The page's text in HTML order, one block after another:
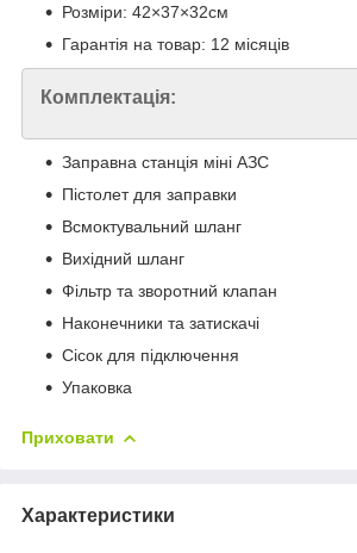
Розміри: 42×37×32см
Гарантія на товар: 12 місяців
Комплектація:
Заправна станція міні АЗС
Пістолет для заправки
Всмоктувальний шланг
Вихідний шланг
Фільтр та зворотний клапан
Наконечники та затискачі
Сісок для підключення
Упаковка
Приховати
Характеристики